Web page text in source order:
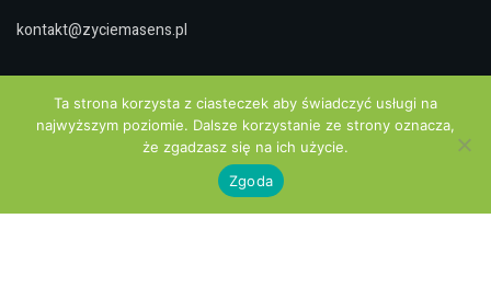
kontakt@zyciemasens.pl
Ta strona korzysta z ciasteczek aby świadczyć usługi na
najwyższym poziomie. Dalsze korzystanie ze strony oznacza,
że zgadzasz się na ich użycie.
Zgoda